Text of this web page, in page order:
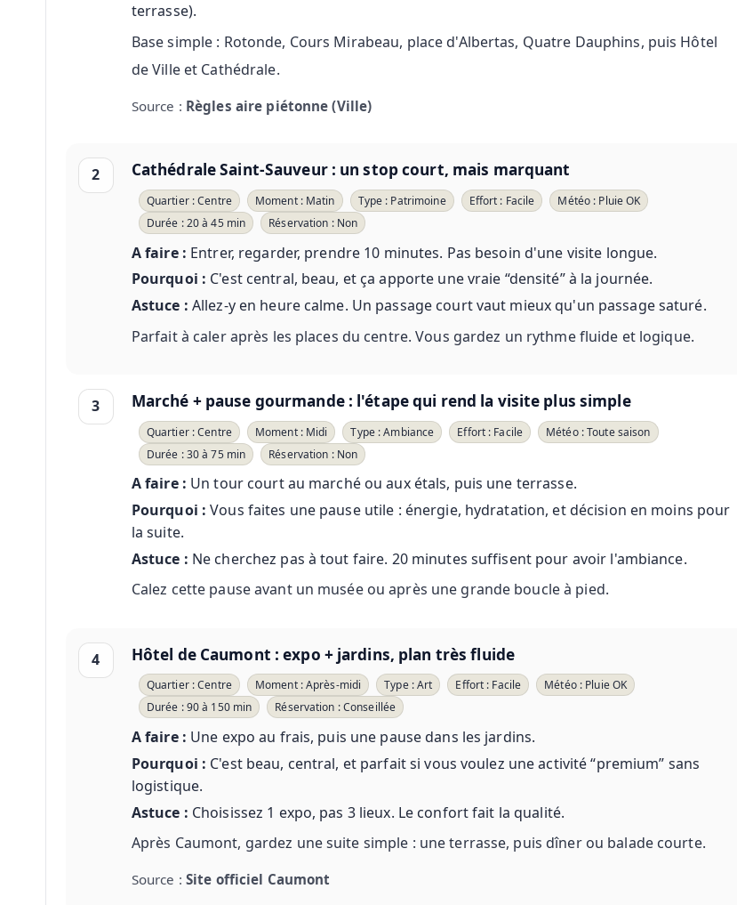
terrasse).
Base simple : Rotonde, Cours Mirabeau, place d'Albertas, Quatre Dauphins, puis Hôtel
de Ville et Cathédrale.
Source : Règles aire piétonne (Ville)
2 Cathédrale Saint-Sauveur : un stop court, mais marquant
Quartier : Centre Moment : Matin Type : Patrimoine Effort : Facile
Météo : Pluie OK
Durée : 20 à 45 min
Réservation : Non
A faire : Entrer, regarder, prendre 10 minutes. Pas besoin d'une visite longue.
Pourquoi : C'est central, beau, et ça apporte une vraie “densité” à la journée.
Astuce : Allez-y en heure calme. Un passage court vaut mieux qu'un passage saturé.
Parfait à caler après les places du centre. Vous gardez un rythme fluide et logique.
3 Marché + pause gourmande : l'étape qui rend la visite plus simple
Quartier : Centre Moment : Midi Type : Ambiance Effort : Facile
Météo : Toute saison
Durée : 30 à 75 min
Réservation : Non
A faire : Un tour court au marché ou aux étals, puis une terrasse.
Pourquoi : Vous faites une pause utile : énergie, hydratation, et décision en moins pour
la suite.
Astuce : Ne cherchez pas à tout faire. 20 minutes suffisent pour avoir l'ambiance.
Calez cette pause avant un musée ou après une grande boucle à pied.
4 Hôtel de Caumont : expo + jardins, plan très fluide
Quartier : Centre Moment : Après-midi Type : Art Effort : Facile
Météo : Pluie OK
Durée : 90 à 150 min
Réservation : Conseillée
A faire : Une expo au frais, puis une pause dans les jardins.
Pourquoi : C'est beau, central, et parfait si vous voulez une activité “premium” sans
logistique.
Astuce : Choisissez 1 expo, pas 3 lieux. Le confort fait la qualité.
Après Caumont, gardez une suite simple : une terrasse, puis dîner ou balade courte.
Source : Site officiel Caumont